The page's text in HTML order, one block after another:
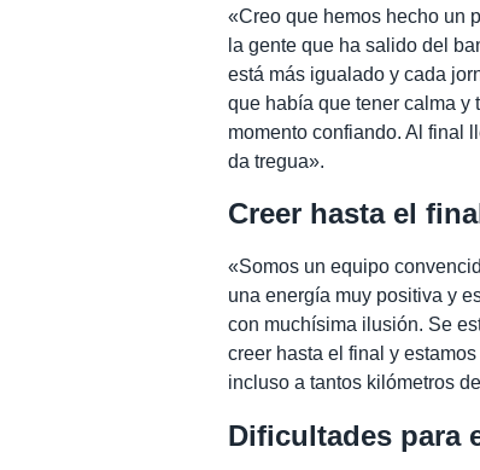
«Creo que hemos hecho un
la gente que ha salido del
está más igualado y cada
que había que tener calma y
momento confiando. Al final
da tregua».
Creer hasta el
«Somos un equipo
una energía muy positiva y
con muchísima ilusión. Se
creer hasta el final y
incluso a tantos kilómetros
Dificultades para